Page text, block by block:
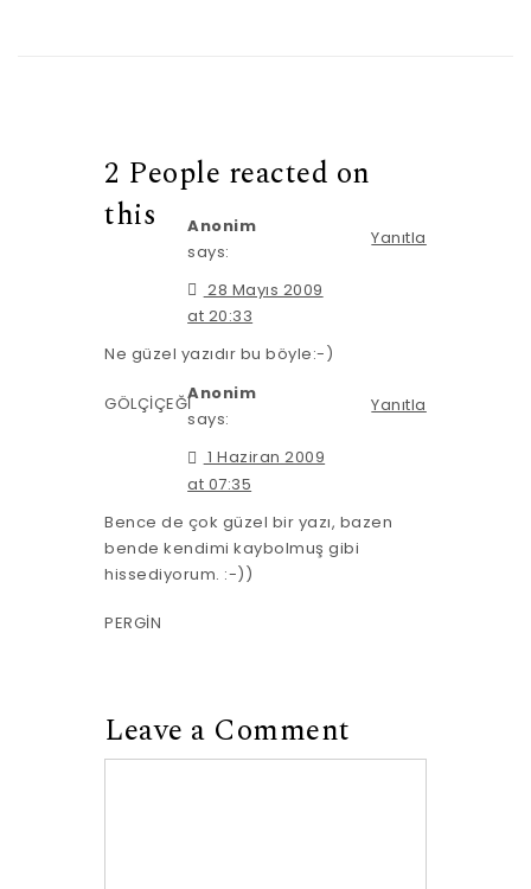
2 People reacted on
this
Yanıtla
Anonim
says:
28 Mayıs 2009
at 20:33
Ne güzel yazıdır bu böyle:-)
GÖLÇİÇEĞİ Yanıtla
Anonim
says:
1 Haziran 2009
at 07:35
Bence de çok güzel bir yazı, bazen
bende kendimi kaybolmuş gibi
hissediyorum. :-))
PERGİN
Leave a Comment